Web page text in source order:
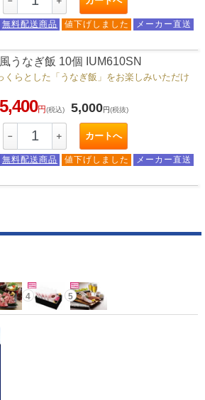
無料配送商品 値下げしました メーカー直送
うなぎ飯 10個 IUM610SN
くらとした「うなぎ飯」をお楽しみいただけ
5,400円(税込) 5,000円(税抜)
－ ＋ カートへ
無料配送商品 値下げしました メーカー直送
4 5